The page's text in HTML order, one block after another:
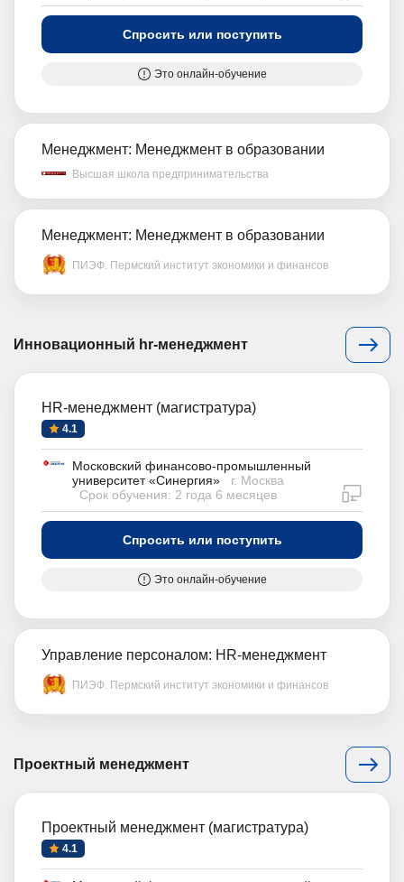
Спросить или поступить
Это онлайн-обучение
Менеджмент: Менеджмент в образовании
Высшая школа предпринимательства
Менеджмент: Менеджмент в образовании
ПИЭФ. Пермский институт экономики и финансов
Инновационный hr-менеджмент
HR-менеджмент (магистратура)
4.1
Московский финансово-промышленный
университет «Синергия»
г. Москва
Срок обучения: 2 года 6 месяцев
Спросить или поступить
Это онлайн-обучение
Управление персоналом: HR-менеджмент
ПИЭФ. Пермский институт экономики и финансов
Проектный менеджмент
Проектный менеджмент (магистратура)
4.1